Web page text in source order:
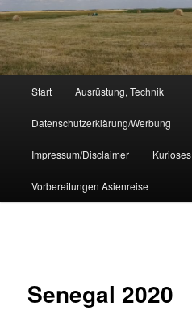
Start Ausrüstung, Technik
Datenschutzerklärung/Werbung
Impressum/Disclaimer Kurioses
Vorbereitungen Asienreise
Senegal 2020